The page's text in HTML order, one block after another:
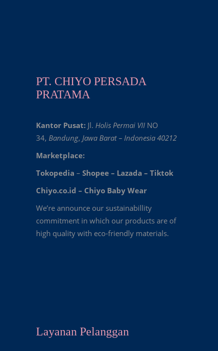
PT. CHIYO PERSADA
PRATAMA
Kantor Pusat: Jl. Holis Permai VII NO
34, Bandung, Jawa Barat – Indonesia 40212
Marketplace:
Tokopedia – Shopee – Lazada – Tiktok
Chiyo.co.id – Chiyo Baby Wear
We’re announce our sustainabillity
commitment in which our products are of
high quality with eco-friendly materials.
Layanan Pelanggan